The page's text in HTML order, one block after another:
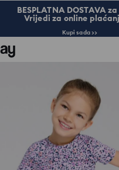
BESPLATNA DOSTAVA
Vrijedi za online
Kupi sada >>